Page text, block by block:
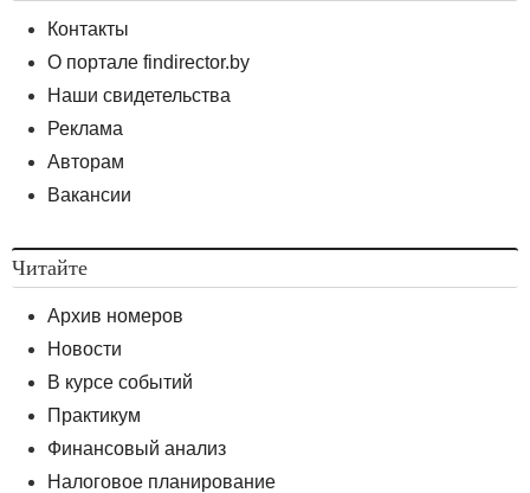
Контакты
О портале findirector.by
Наши свидетельства
Реклама
Авторам
Вакансии
Читайте
Архив номеров
Новости
В курсе событий
Практикум
Финансовый анализ
Налоговое планирование